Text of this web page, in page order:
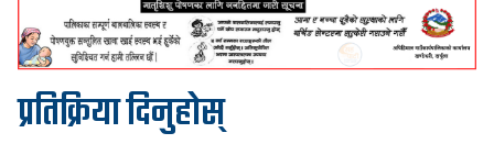
प्रतिक्रिया दिनुहोस्